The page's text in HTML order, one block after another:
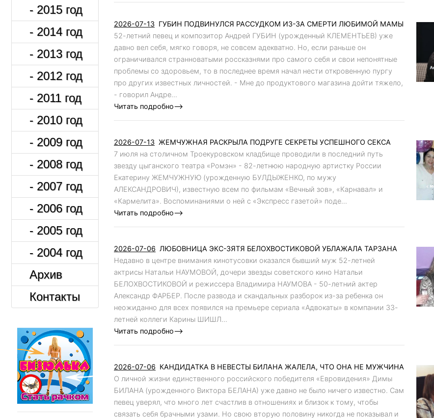
- 2015 год
- 2014 год
- 2013 год
- 2012 год
- 2011 год
- 2010 год
- 2009 год
- 2008 год
- 2007 год
- 2006 год
- 2005 год
- 2004 год
Архив
Контакты
2026-07-13 ГУБИН ПОДВИНУЛСЯ РАССУДКОМ ИЗ-ЗА СМЕРТИ ЛЮБИМОЙ МАМЫ
52-летний певец и композитор Андрей ГУБИН (урожденный КЛЕМЕНТЬЕВ) уже
давно вел себя, мягко говоря, не совсем адекватно. Но, если раньше он
ограничивался странноватыми россказнями про самого себя и свои непонятные
проблемы со здоровьем, то в последнее время начал нести откровенную пургу
про других известных личностей. - Мне до продуктового магазина дойти тяжело,
- говорил Андре...
Читать подробно-->
2026-07-13 ЖЕМЧУЖНАЯ РАСКРЫЛА ПОДРУГЕ СЕКРЕТЫ УСПЕШНОГО СЕКСА
7 июля на столичном Троекуровском кладбище проводили в последний путь
звезду цыганского театра «Ромэн» - 82-летнюю народную артистку России
Екатерину ЖЕМЧУЖНУЮ (урожденную БУЛДЫЖЕНКО, по мужу
АЛЕКСАНДРОВИЧ), известную всем по фильмам «Вечный зов», «Карнавал» и
«Кармелита». Воспоминаниями о ней с «Экспресс газетой» поде...
Читать подробно-->
2026-07-06 ЛЮБОВНИЦА ЭКС-ЗЯТЯ БЕЛОХВОСТИКОВОЙ УБЛАЖАЛА ТАРЗАНА
Недавно в центре внимания кинотусовки оказался бывший муж 52-летней
актрисы Натальи НАУМОВОЙ, дочери звезды советского кино Натальи
БЕЛОХВОСТИКОВОЙ и режиссера Владимира НАУМОВА - 50-летний актер
Александр ФАРБЕР. После развода и скандальных разборок из-за ребенка он
неожиданно для всех появился на премьере сериала «Адвокаты» в компании 33-
летней коллеги Карины ШИШЛ...
Читать подробно-->
2026-07-06 КАНДИДАТКА В НЕВЕСТЫ БИЛАНА ЖАЛЕЛА, ЧТО ОНА НЕ МУЖЧИНА
О личной жизни единственного российского победителя «Евровидения» Димы
БИЛАНА (урожденного Виктора БЕЛАНА) уже давно не было ничего известно. Сам
певец уверял, что много лет счастлив в отношениях и близок к тому, чтобы
связать себя брачными узами. Но свою вторую половину никогда не показывал и